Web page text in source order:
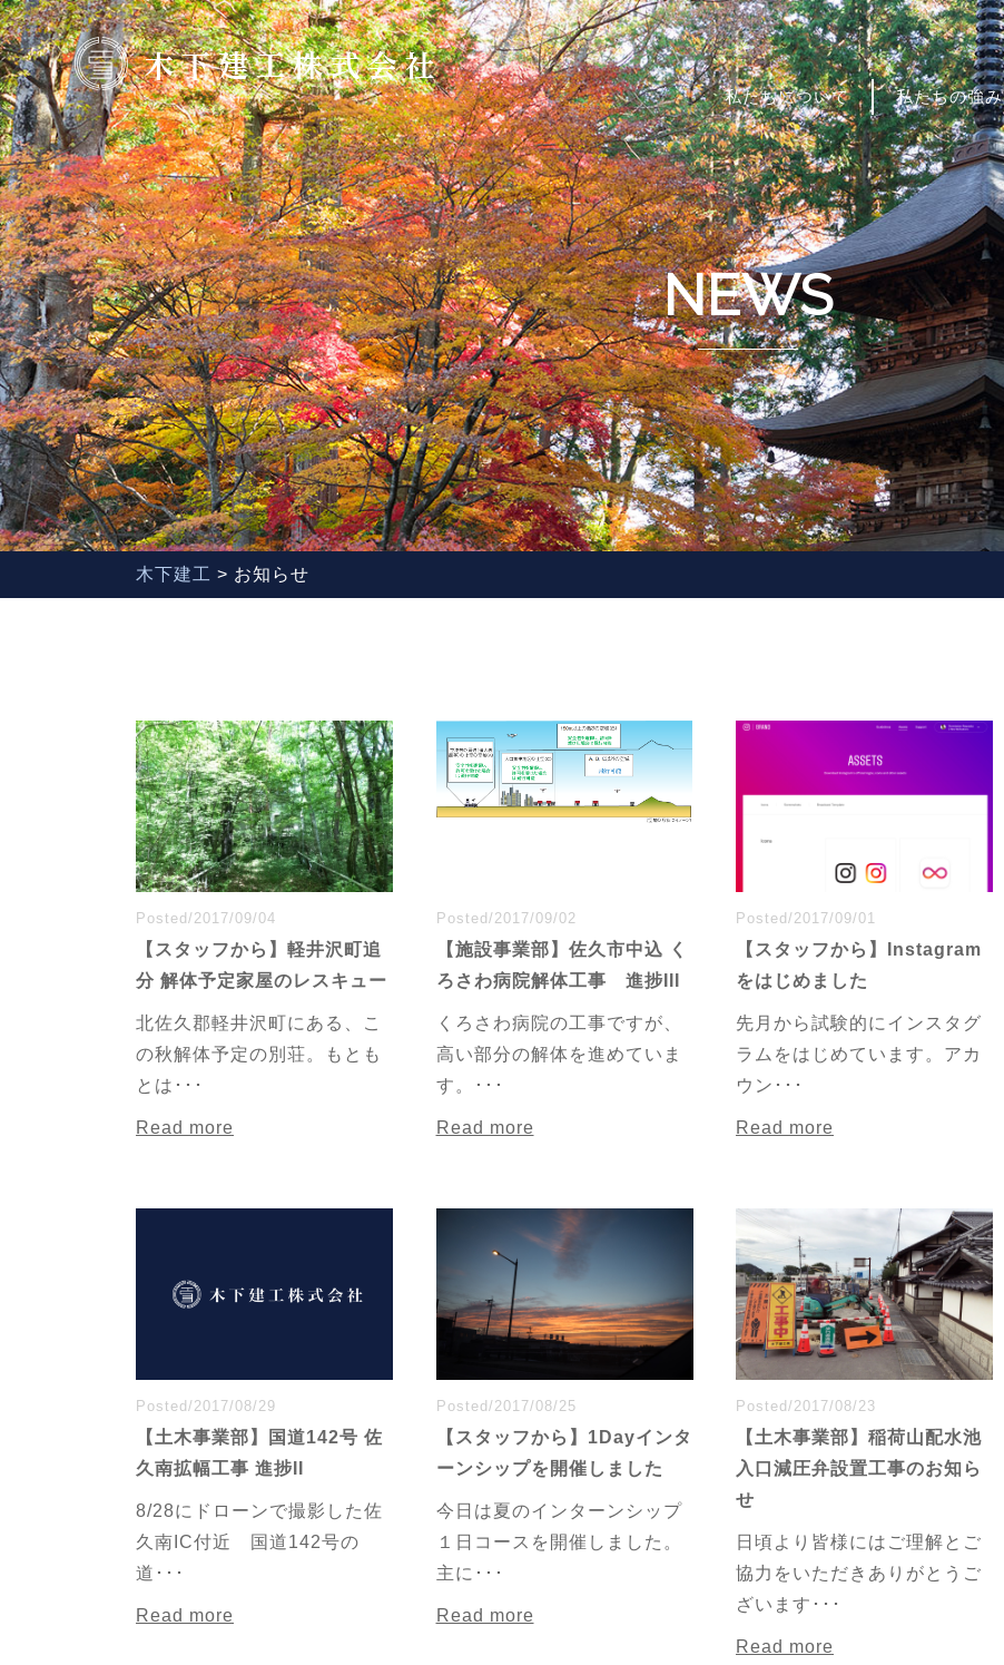
私たちについて 私たちの強み
NEWS
木下建工 > お知らせ
Posted/2017/09/04
【スタッフから】軽井沢町追
分 解体予定家屋のレスキュー
北佐久郡軽井沢町にある、こ
の秋解体予定の別荘。もとも
とは･･･
Read more
Posted/2017/09/02
【施設事業部】佐久市中込 く
ろさわ病院解体工事 進捗III
くろさわ病院の工事ですが、
高い部分の解体を進めていま
す。･･･
Read more
Posted/2017/09/01
【スタッフから】Instagram
をはじめました
先月から試験的にインスタグ
ラムをはじめています。アカ
ウン･･･
Read more
Posted/2017/08/29
【土木事業部】国道142号 佐
久南拡幅工事 進捗II
8/28にドローンで撮影した佐
久南IC付近 国道142号の
道･･･
Read more
Posted/2017/08/25
【スタッフから】1Dayインタ
ーンシップを開催しました
今日は夏のインターンシップ
１日コースを開催しました。
主に･･･
Read more
Posted/2017/08/23
【土木事業部】稲荷山配水池
入口減圧弁設置工事のお知ら
せ
日頃より皆様にはご理解とご
協力をいただきありがとうご
ざいます･･･
Read more